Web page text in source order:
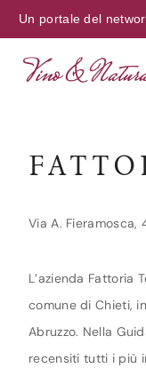
Un portale del
Via A.
L’azienda Fattoria
comune di Chieti,
Abruzzo. Nella
recensiti tutti i più